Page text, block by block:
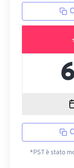
*PST è stato